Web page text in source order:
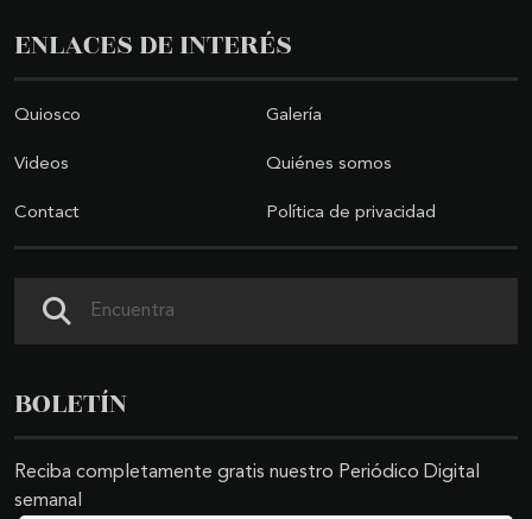
ENLACES DE INTERÉS
Quiosco Galería
Videos Quiénes somos
Contact Política de privacidad
BOLETÍN
Reciba completamente gratis nuestro Periódico Digital
semanal